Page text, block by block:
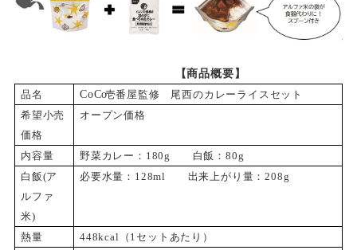
【商品概要】
品名 CoCo壱番屋監修 尾西のカレーライスセット
希望小売
価格
オープン価格
内容量
野菜カレー：180g 白飯：80g
白飯(ア
ルファ
米)
必要水量：128ml 出来上がり量：208g
熱量 448kcal
（1セットあたり）